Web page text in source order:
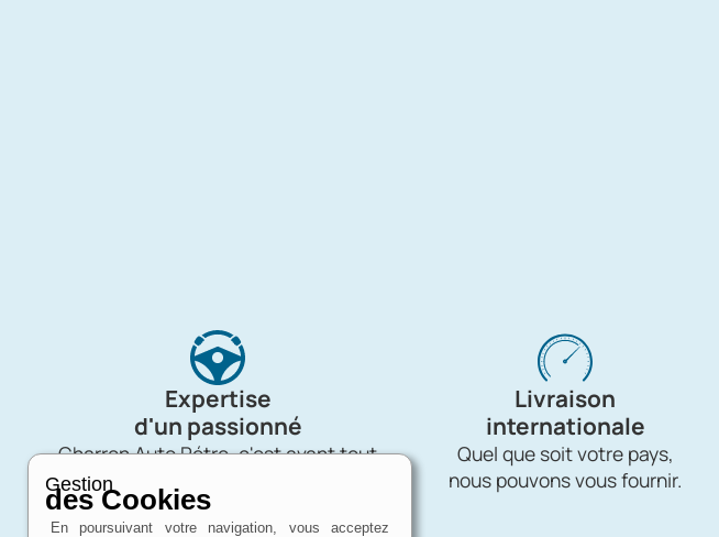
Expertise
d'un passionné
Charron Auto Rétro, c'est avant tout
Livraison
internationale
Quel que soit votre pays,
nous pouvons vous fournir.
Gestion
des Cookies
En poursuivant votre navigation, vous acceptez